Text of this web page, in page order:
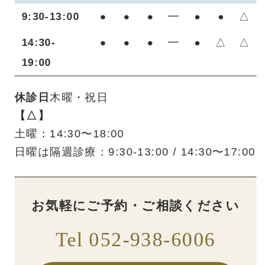
9:30-13:00 ● ● ● ━ ● ● △
14:30-
19:00
● ● ● ━ ● △ △
休診日木曜・祝日
【△】
土曜：14:30〜18:00
日曜は隔週診療：9:30-13:00 / 14:30〜17:00
お気軽にご予約・ご相談ください
Tel 052-938-6006